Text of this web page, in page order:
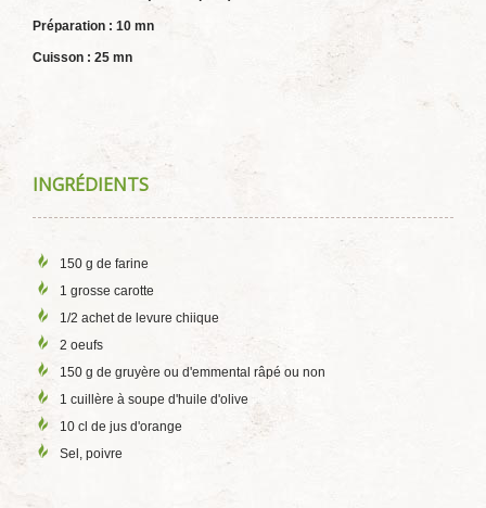
Préparation : 10 mn
Cuisson : 25 mn
INGRÉDIENTS
150 g de farine
1 grosse carotte
1/2 achet de levure chiique
2 oeufs
150 g de gruyère ou d'emmental râpé ou non
1 cuillère à soupe d'huile d'olive
10 cl de jus d'orange
Sel, poivre